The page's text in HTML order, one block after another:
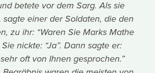
betete vor dem Sarg. Als sie
sagte einer der Soldaten, die den
zu ihr: “Waren Sie Marks Mathe
nickte: “Ja”. Dann sagte er:
oft von Ihnen gesprochen.”